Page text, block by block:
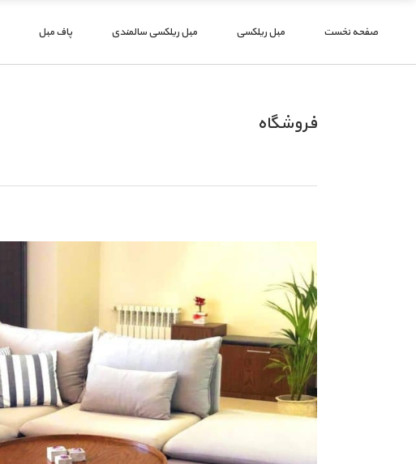
صفحه نخست مبل ریلکسی مبل ریلکسی سالمندی پاف مبل
فروشگاه